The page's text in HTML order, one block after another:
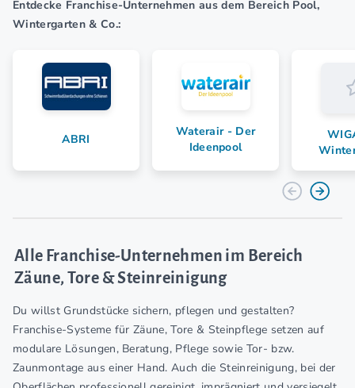
Entdecke Franchise-Unternehmen aus dem Bereich Pool,
Wintergarten & Co.:
ABRI
Waterair - Der
Ideenpool
Alle Franchise-Unternehmen im Bereich
Zäune, Tore & Steinreinigung
Du willst Grundstücke sichern, pflegen und gestalten?
Franchise-Systeme für Zäune, Tore & Steinpflege setzen auf
modulare Lösungen, Beratung, Pflege sowie Tor- bzw.
Zaunmontage aus einer Hand. Auch die Steinreinigung, bei der